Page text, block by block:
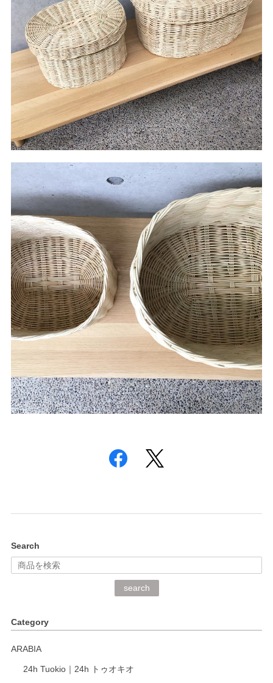
Search
search
Category
ARABIA
24h Tuokio｜24h トゥオキオ